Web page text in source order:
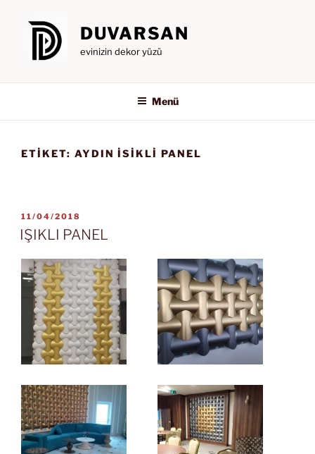
DUVARSAN
evinizin dekor yüzü
Menü
ETIKET: AYDIN ISIKLI PANEL
YAYIM
TARIHI
11/04/2018
IŞIKLI PANEL